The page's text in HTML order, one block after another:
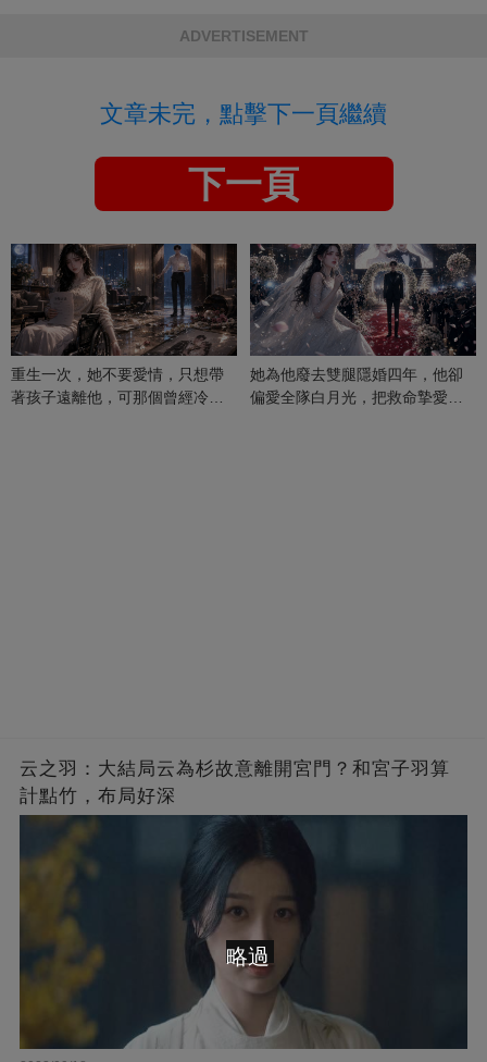
ADVERTISEMENT
文章未完，點擊下一頁繼續
下一頁
重生一次，她不要愛情，只想帶
著孩子遠離他，可那個曾經冷漠
她為他廢去雙腿隱婚四年，他卻
偏愛全隊白月光，把救命摯愛當
云之羽：大結局云為杉故意離開宮門？和宮子羽算
計點竹，布局好深
略過